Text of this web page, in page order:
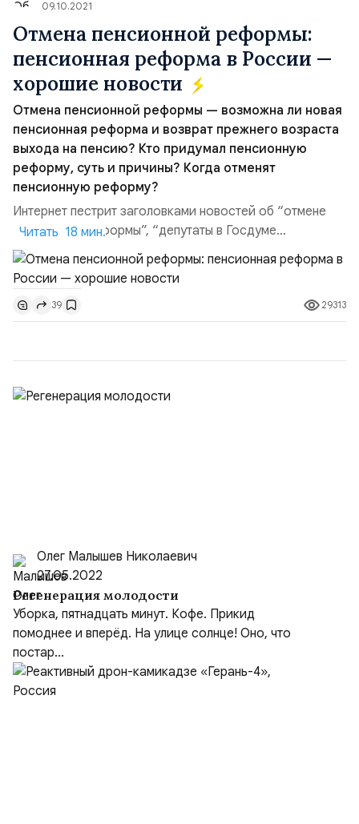
09.10.2021
Отмена пенсионной реформы:
пенсионная реформа в России —
хорошие новости
Отмена пенсионной реформы — возможна ли новая
пенсионная реформа и возврат прежнего возраста
выхода на пенсию? Кто придумал пенсионную
реформу, суть и причины? Когда отменят
пенсионную реформу?
Интернет пестрит заголовками новостей об “отмене
пенсионной реформы”, “депутаты в Госдуме
предложили отмену пенсионной реформы”, “нашли
возможность отмены пенсионной реформы”....
Возможно ли сейчас отменить повышение пенсионного
возраста? Каковы же суть и причины пенсионной
реформы, кто предлагает отменить пенсионную
Читать 18 мин.
39 29313
Олег Малышев Николаевич
27.05.2022
Регенерация молодости
Уборка, пятнадцать минут. Кофе. Прикид
помоднее и вперёд. На улице солнце! Оно, что
постар...